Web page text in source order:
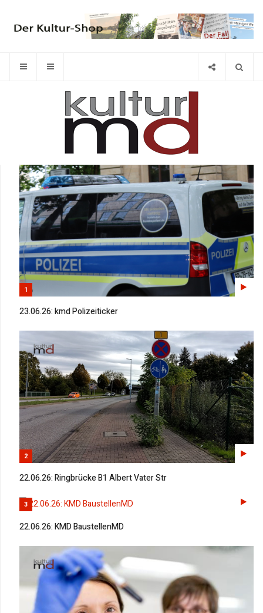
1
23.06.26: kmd Polizeiticker
2
22.06.26: Ringbrücke B1 Albert Vater Str
3
22.06.26: KMD BaustellenMD